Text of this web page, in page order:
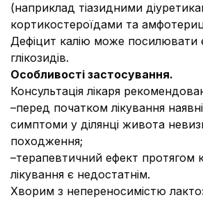
(наприклад тіазидними
кортикостероїдами та
Дефіцит калію може посилювати
глікозидів.
Особливості застосування.
Консультація лікаря
–перед початком лікування наявні
симптоми у ділянці живота
походження;
–терапевтичний ефект протягом
лікування є недостатнім.
Хворим з непереносимістю